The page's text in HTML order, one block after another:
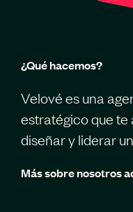
¿Qué hacemos?
Velové es una
estratégico que
diseñar y liderar
Más sobre nosotros